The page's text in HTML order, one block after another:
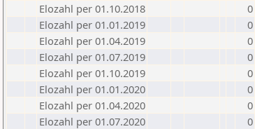
Elozahl per 01.10.2018
0
Elozahl per 01.01.2019
0
Elozahl per 01.04.2019
0
Elozahl per 01.07.2019
0
Elozahl per 01.10.2019
0
Elozahl per 01.01.2020
0
Elozahl per 01.04.2020
0
Elozahl per 01.07.2020
0